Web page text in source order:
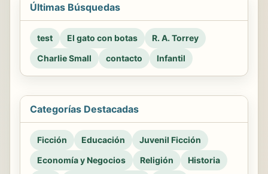
Últimas Búsquedas
test El gato con botas
R. A. Torrey
Charlie Small
contacto Infantil
Categorías Destacadas
Ficción Educación
Juvenil Ficción
Economía y Negocios
Religión
Historia